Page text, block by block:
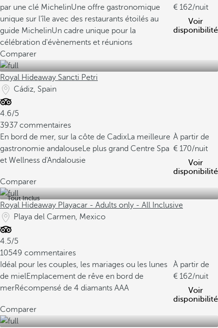
par une clé MichelinUne offre gastronomique
unique sur l'île avec des restaurants étoilés au
guide MichelinUn cadre unique pour la
célébration d'évènements et réunions
162/nuit
Voir
disponibilité
Comparer
Royal Hideaway Sancti Petri
Cádiz, Spain
4.6/5
3937 commentaires
En bord de mer, sur la côte de CadixLa meilleure
gastronomie andalouseLe plus grand Centre Spa
et Wellness d'Andalousie
À partir de
170/nuit
Voir
disponibilité
Comparer
Tout Inclus
Royal Hideaway Playacar - Adults only - All Inclusive
Playa del Carmen, Mexico
4.5/5
10549 commentaires
Idéal pour les couples, les mariages ou les lunes
de mielEmplacement de rêve en bord de
merRécompensé de 4 diamants AAA
À partir de
162/nuit
Voir
disponibilité
Comparer